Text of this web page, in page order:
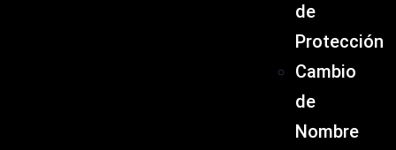
de
Protección
Cambio
de
Nombre